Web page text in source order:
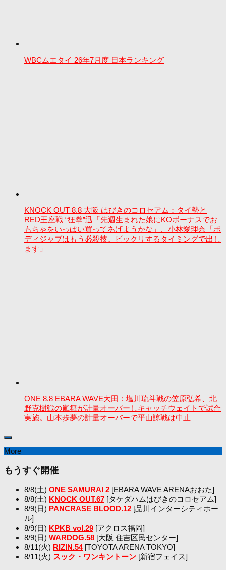
WBCムエタイ 26年7月度 日本ランキング
KNOCK OUT 8.8 大阪 はびきのコロセアム：タイ勢と
RED王座戦 “狂拳”迅「先週生まれた娘にKOボーナスでお
もちゃをいっぱい買ってあげようかな」、小林愛理奈「ボ
ディジャブはもう必殺技。ビックリするタイミングで出し
ます」
ONE 8.8 EBARA WAVE大田：塩川琉斗戦の笠原弘希、北
野克樹戦の嵐舞が計量オーバーしキャッチウェイトで試合
実施。山本歩夢の計量オーバーで平山諒戦は中止
More
もうすぐ開催
8/8(土) ONE SAMURAI 2 [EBARA WAVE ARENAおおた]
8/8(土) KNOCK OUT.67 [タケダハムはびきのコロセアム]
8/9(日) PANCRASE BLOOD.12 [品川インターシティホー
ル]
8/9(日) KPKB vol.29 [アクロス福岡]
8/9(日) WARDOG.58 [大阪 住吉区民センター]
8/11(火) RIZIN.54[TOYOTA ARENA TOKYO]
8/11(火) スック・ワンキントーン [新宿フェイス]